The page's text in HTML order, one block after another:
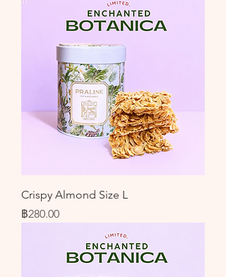
Crispy Almond Size L
ราคา
฿280.00